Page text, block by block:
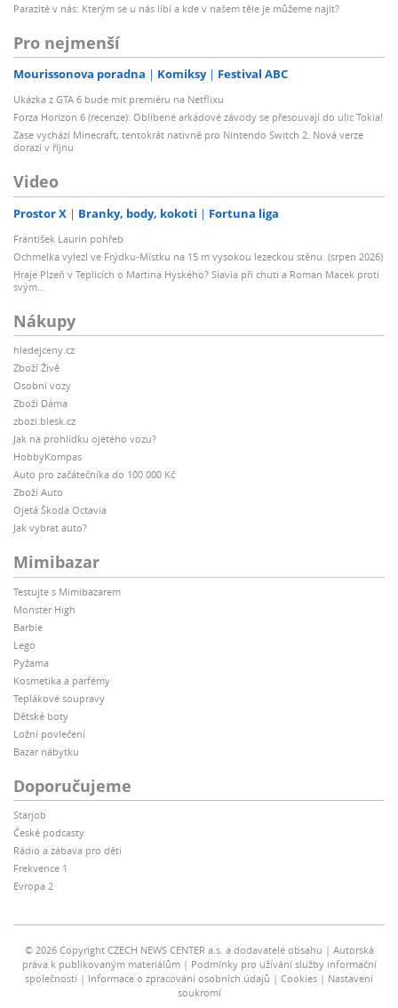
Parazité v nás: Kterým se u nás líbí a kde v našem těle je můžeme najít?
Pro nejmenší
Mourissonova poradna Komiksy Festival ABC
Ukázka z GTA 6 bude mít premiéru na Netflixu
Forza Horizon 6 (recenze): Oblíbené arkádové závody se přesouvají do ulic Tokia!
Zase vychází Minecraft, tentokrát nativně pro Nintendo Switch 2. Nová verze
dorazí v říjnu
Video
Prostor X Branky, body, kokoti Fortuna liga
František Laurin pohřeb
Ochmelka vylezl ve Frýdku-Místku na 15 m vysokou lezeckou stěnu. (srpen 2026)
Hraje Plzeň v Teplicích o Martina Hyského? Slavia při chuti a Roman Macek proti
svým…
Nákupy
hledejceny.cz
Zboží Živě
Osobní vozy
Zboží Dáma
zbozi.blesk.cz
Jak na prohlídku ojetého vozu?
HobbyKompas
Auto pro začátečníka do 100 000 Kč
Zboží Auto
Ojetá Škoda Octavia
Jak vybrat auto?
Mimibazar
Testujte s Mimibazarem
Monster High
Barbie
Lego
Pyžama
Kosmetika a parfémy
Teplákové soupravy
Dětské boty
Ložní povlečení
Bazar nábytku
Doporučujeme
Starjob
České podcasty
Rádio a zábava pro děti
Frekvence 1
Evropa 2
© 2026 Copyright CZECH NEWS CENTER a.s. a dodavatelé obsahu
Autorská
práva k publikovaným materiálům
Podmínky pro užívání služby informační
společnosti
Informace o zpracování osobních údajů Cookies
Nastavení
soukromí